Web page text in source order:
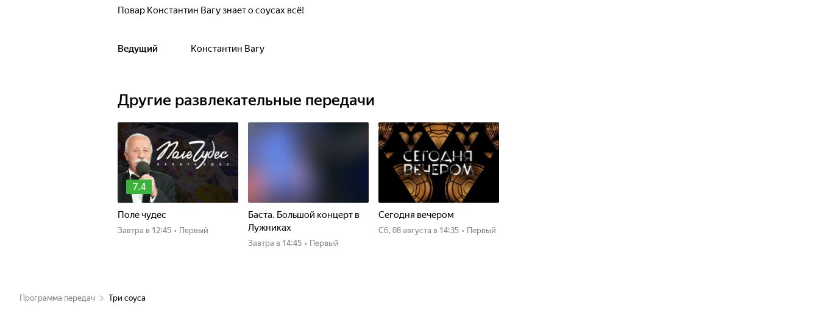
Повар Константин Вагу знает о соусах всё!
Ведущий Константин Вагу
Другие развлекательные передачи
7.4
Поле чудес
Завтра в 12:45 • Первый
Баста. Большой концерт в
Лужниках
Завтра в 14:45 • Первый
Сегодня вечером
сб, 08 августа в 14:35 • Первый
Программа передач Три соуса